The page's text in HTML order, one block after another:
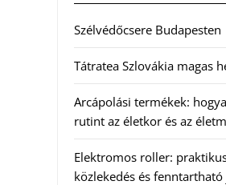
Szélvédőcsere Budapesten
Tátratea Szlovákia magas
Arcápolási termékek:
rutint az életkor és az
Elektromos roller:
közlekedés és